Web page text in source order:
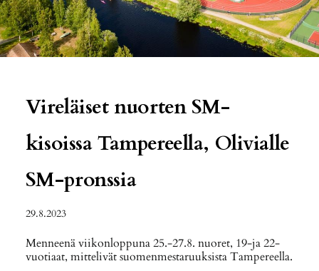
Vireläiset nuorten SM-
kisoissa Tampereella, Olivialle
SM-pronssia
29.8.2023
Menneenä viikonloppuna 25.-27.8. nuoret, 19-ja 22-
vuotiaat, mittelivät suomenmestaruuksista Tampereella.